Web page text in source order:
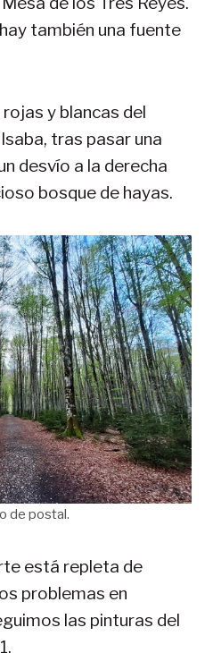
también una fuente
y blancas del
tras pasar una
desvío a la derecha
bosque de hayas.
de postal.
está repleta de
problemas en
las pinturas del